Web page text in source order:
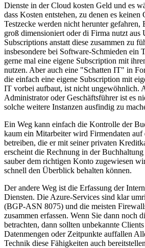
Dienste in der Cloud kosten Geld und es
dass Kosten entstehen, zu denen es
Testzecke werden nicht herunter gefahren,
groß dimensioniert oder di Firma nutzt aus
Subscriptions anstatt diese zusammen zu
insbesondere bei Software-Schmieden ein
gerne mal eine eigene Subscription mit
nutzen. Aber auch eine "Schatten IT" in
die einfach eine eigene Subscription mit
IT vorbei aufbaut, ist nicht ungewöhnlich.
Administrator oder Geschäftsführer ist es
solche weitere Instanzen ausfindig zu
Ein Weg kann einfach die Kontrolle der
kaum ein Mitarbeiter wird Firmendaten auf
betreiben, die er mit seiner privaten
erscheint die Rechnung in der
sauber dem richtigen Konto zugewiesen
schnell den Überblick behalten können.
Der andere Weg ist die Erfassung der
Diensten. Die Azure-Services sind klar
(BGP-ASN 8075) und die meisten
zusammen erfassen. Wenn Sie dann noch
betrachten, dann sollten unbekannte
Datenmengen oder Zeitpunkte auffallen
Technik diese Fähigkeiten auch